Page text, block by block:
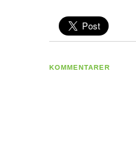
KOMMENTARER